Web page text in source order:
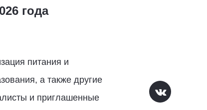
года
питания и
а также другие
и приглашенные